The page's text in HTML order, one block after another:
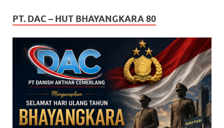
PT. DAC – HUT BHAYANGKARA 80